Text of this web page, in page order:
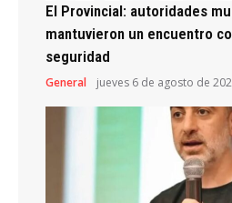
El Provincial: autoridades
mantuvieron un encuentro
seguridad
General jueves 6 de agosto de